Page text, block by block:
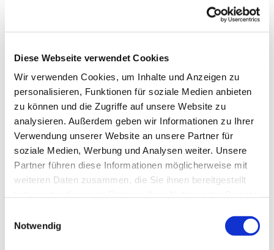
Diese Webseite verwendet Cookies
Wir verwenden Cookies, um Inhalte und Anzeigen zu
personalisieren, Funktionen für soziale Medien anbieten
zu können und die Zugriffe auf unsere Website zu
analysieren. Außerdem geben wir Informationen zu Ihrer
Verwendung unserer Website an unsere Partner für
soziale Medien, Werbung und Analysen weiter. Unsere
Partner führen diese Informationen möglicherweise mit
weiteren Daten zusammen, die Sie ihnen bereitgestellt
Notwendig
NaRa Dautphetal
Buchenau
Dautphe
Friedensdorf und Damshausen